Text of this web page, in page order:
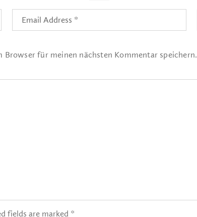
Browser für meinen nächsten Kommentar speichern.
fields are marked *